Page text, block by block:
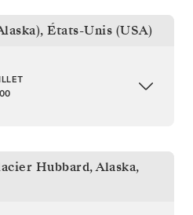
, États-Unis (USA)
Hubbard, Alaska,